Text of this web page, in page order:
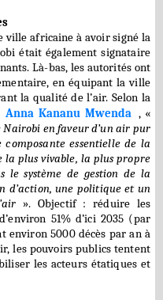
ville africaine à avoir signé la
était également signataire
Là-bas, les autorités ont
en équipant la ville
la qualité de l’air. Selon la
Anna Kananu Mwenda
, «
en faveur d’un air pur
essentielle de la
plus vivable, la plus propre
le système de gestion de la
d’action, une politique et un
». Objectif : réduire les
51% d’ici 2035 (par
environ 5000 décès par an à
les pouvoirs publics tentent
les acteurs étatiques et